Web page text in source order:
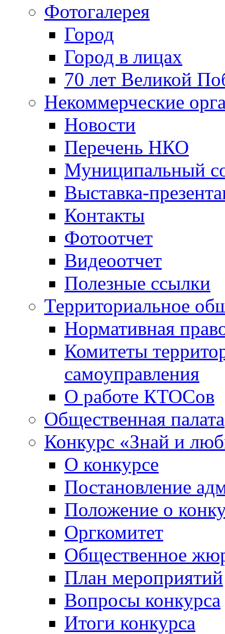
Фотогалерея
Город
Город в лицах
70 лет Великой
Некоммерческие
Новости
Перечень НКО
Муниципальный
Выставка-
Контакты
Фотоотчет
Видеоотчет
Полезные ссылки
Территориальное
Нормативная
Комитеты
самоуправления
О работе КТОСов
Общественная палата
Конкурс «Знай и
О конкурсе
Постановление
Положение о
Оргкомитет
Общественное
План мероприятий
Вопросы конкурса
Итоги конкурса